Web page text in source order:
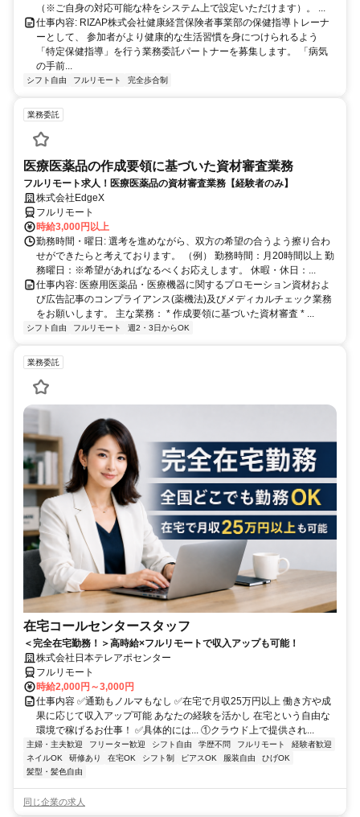
（※ご自身の対応可能な枠をシステム上で設定いただけます）。 ...
仕事内容: RIZAP株式会社健康経営保険者事業部の保健指導トレーナ
ーとして、 参加者がより健康的な生活習慣を身につけられるよう
「特定保健指導」を行う業務委託パートナーを募集します。 「病気
の手前...
シフト自由 フルリモート 完全歩合制
業務委託
医療医薬品の作成要領に基づいた資材審査業務
フルリモート求人！医療医薬品の資材審査業務【経験者のみ】
株式会社EdgeX
フルリモート
時給3,000円以上
勤務時間・曜日: 選考を進めながら、双方の希望の合うよう擦り合わ
せができたらと考えております。 （例） 勤務時間：月20時間以上 勤
務曜日：※希望があればなるべくお応えします。 休暇・休日：...
仕事内容: 医療用医薬品・医療機器に関するプロモーション資材およ
び広告記事のコンプライアンス(薬機法)及びメディカルチェック業務
をお願いします。 主な業務： * 作成要領に基づいた資材審査 * ...
シフト自由 フルリモート 週2・3日からOK
業務委託
在宅コールセンタースタッフ
＜完全在宅勤務！＞高時給×フルリモートで収入アップも可能！
株式会社日本テレアポセンター
フルリモート
時給2,000円～3,000円
仕事内容 ✅通勤もノルマもなし ✅在宅で月収25万円以上 働き方や成
果に応じて収入アップ可能 あなたの経験を活かし 在宅という自由な
環境で稼げるお仕事！ ✅具体的には... ①クラウド上で提供され...
主婦・主夫歓迎 フリーター歓迎 シフト自由 学歴不問 フルリモート
経験者歓迎
ネイルOK
研修あり 在宅OK シフト制 ピアスOK 服装自由
ひげOK
髪型・髪色自由
同じ企業の求人